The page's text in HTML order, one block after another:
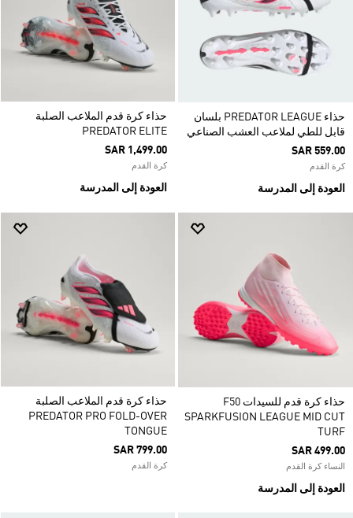
حذاء PREDATOR LEAGUE بلسان
قابل للطي لملاعب العشب الصناعي
SAR 559.00
كرة القدم
العودة إلى المدرسة
حذاء كرة قدم الملاعب الصلبة
PREDATOR ELITE
SAR 1,499.00
كرة القدم
العودة إلى المدرسة
حذاء كرة قدم للسيدات F50
SPARKFUSION LEAGUE MID CUT
TURF
SAR 499.00
النساء كرة القدم
العودة إلى المدرسة
حذاء كرة قدم الملاعب الصلبة
PREDATOR PRO FOLD-OVER
TONGUE
SAR 799.00
كرة القدم